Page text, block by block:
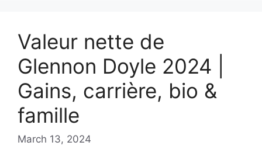
Valeur nette de
Glennon Doyle 2024 |
Gains, carrière, bio &
famille
March 13, 2024